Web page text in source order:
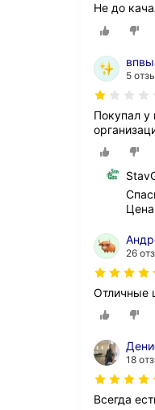
Не до
5
Покупал у
26
Отличные
18
Всегда